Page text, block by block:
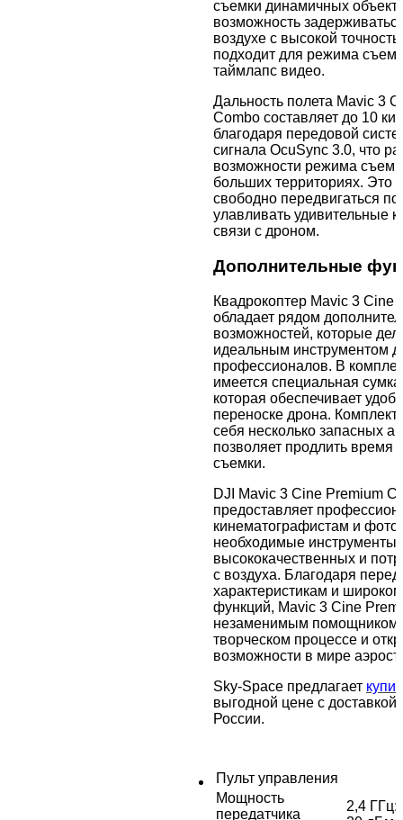
съемки динамичных
возможность
воздухе с высокой
подходит для режима
таймлапс видео.
Дальность полета Mavic 3
Combo составляет до 10
благодаря передовой
сигнала OcuSync 3.0, что
возможности режима
больших территориях. Это
свободно передвигаться
улавливать удивительные
связи с дроном.
Дополнительные
Квадрокоптер Mavic 3 Cine
обладает рядом
возможностей, которые
идеальным инструментом
профессионалов. В
имеется специальная
которая обеспечивает
переноске дрона. Комплект
себя несколько запасных
позволяет продлить время
съемки.
DJI Mavic 3 Cine Premium
предоставляет
кинематографистам и
необходимые инструменты
высококачественных и
с воздуха. Благодаря
характеристикам и
функций, Mavic 3 Cine
незаменимым
творческом процессе и
возможности в мире
Sky-Space предлагает
выгодной цене с доставкой
России.
Пульт управления
Мощность
передатчика
2,4 ГГц: